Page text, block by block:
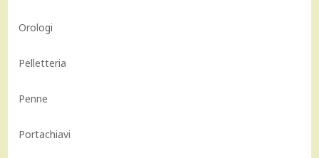
Orologi
Pelletteria
Penne
Portachiavi